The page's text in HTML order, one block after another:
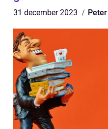
31 december 2023